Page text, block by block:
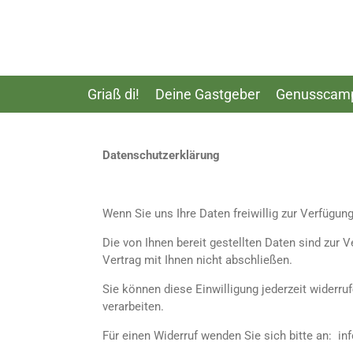
Griaß di! Deine Gastgeber
Datenschutzerklärung
Wenn Sie uns Ihre Daten freiwillig zur
Die von Ihnen bereit gestellten Daten sind zur
Vertrag mit Ihnen nicht abschließen.
Sie können diese Einwilligung jederzeit
verarbeiten.
Für einen Widerruf wenden Sie sich bitte an: